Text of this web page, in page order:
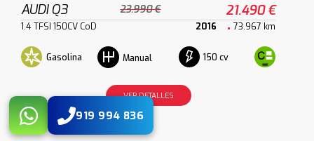
AUDI Q3 23.990 € 21.490 €
1.4 TFSI 150CV CoD 2016 73.967 km
Gasolina Manual 150 cv
VER DETALLES
919 994 836